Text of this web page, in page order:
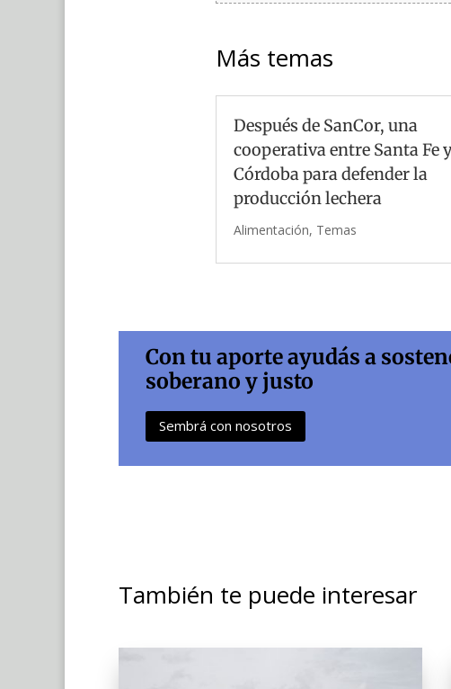
Más temas
Después de SanCor, una
cooperativa entre Santa Fe y
Córdoba para defender la
producción lechera
Alimentación, Temas
Con tu aporte ayudás a
soberano y justo
Sembrá con nosotros
También te puede interesar